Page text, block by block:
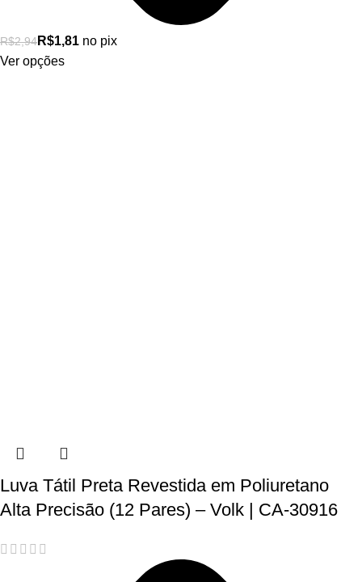
R$2,94R$1,81 no pix
Ver opções
Luva Tátil Preta Revestida em Poliuretano
Alta Precisão (12 Pares) – Volk | CA-30916